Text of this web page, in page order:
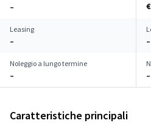
–
Leasing
–
–
Noleggio a lungo termine
–
–
Caratteristiche principali